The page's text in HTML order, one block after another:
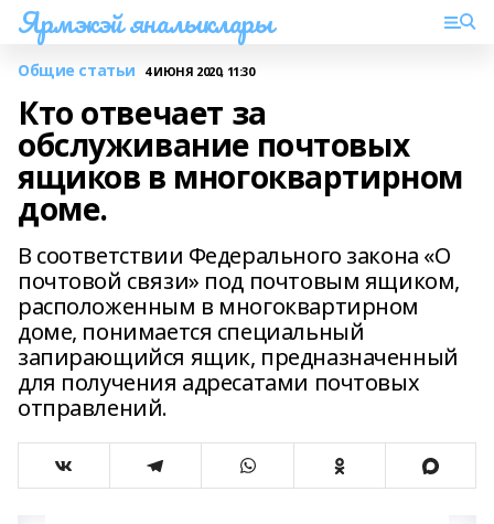
Ярмэкэй яналыклары
Общие статьи 4 ИЮНЯ 2020, 11:30
Кто отвечает за
обслуживание почтовых
ящиков в многоквартирном
доме.
В соответствии Федерального закона «О
почтовой связи» под почтовым ящиком,
расположенным в многоквартирном
доме, понимается специальный
запирающийся ящик, предназначенный
для получения адресатами почтовых
отправлений.